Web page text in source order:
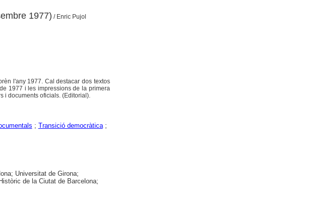
1977) / Enric Pujol
l'any 1977. Cal destacar dos textos
1977 i les impressions de la primera
i documents oficials. (Editorial).
; Transició democràtica;
Universitat de Girona;
de la Ciutat de Barcelona;